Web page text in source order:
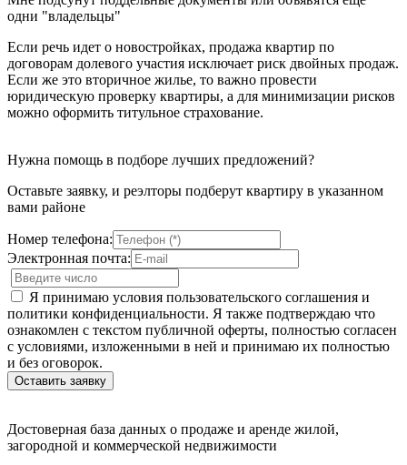
одни "владельцы"
Если речь идет о новостройках, продажа квартир по
договорам долевого участия исключает риск двойных продаж.
Если же это вторичное жилье, то важно провести
юридическую проверку квартиры, а для минимизации рисков
можно оформить титульное страхование.
Нужна помощь в подборе лучших предложений?
Оставьте заявку, и реэлторы подберут квартиру в указанном
вами районе
Номер телефона:
Электронная почта:
Я принимаю условия пользовательского соглашения и
политики конфиденциальности. Я также подтверждаю что
ознакомлен с текстом публичной оферты, полностью согласен
с условиями, изложенными в ней и принимаю их полностью
и без оговорок.
Достоверная база данных о продаже и аренде жилой,
загородной и коммерческой недвижимости